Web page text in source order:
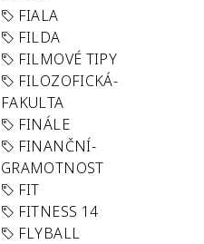
FIALA
FILDA
FILMOVÉ TIPY
FILOZOFICKÁ-
FAKULTA
FINÁLE
FINANČNÍ-
GRAMOTNOST
FIT
FITNESS 14
FLYBALL